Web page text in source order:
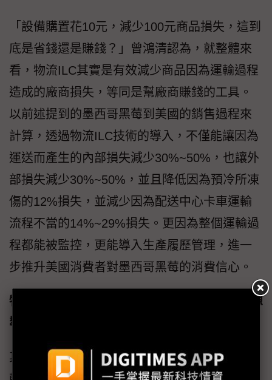
「設備購置花10元，減少100元商品損失，這到
底是省錢還是賺錢？」曾鴻清認為，就整體來
看，物流ILC其實是有效減少商品因為運輸過程
造成的廠商損失，等同是幫廠商賺錢的工具。
以前述提到的墨西哥黑莓到美國的銷售過程來
計算，透過物流ILC技術的導入，不僅能讓因為
運送而產生的內部損失減少30%~50%，也讓外
部損失減少30%~50%，並且降低因為預冷所凍
傷的12%損失，並減少因為配送中心卡車運輸
流程不當的14%~29%損失。更因為整個運輸過
程都能被監控，更能導入生產履歷管理，進一
步推升美國消費者對墨西哥黑莓的消費信心。
物流ILC全程監控有保障 餅乾、隱形眼鏡業者想
導入
其實物流ILC技術，不只用在農產品運輸，連餅